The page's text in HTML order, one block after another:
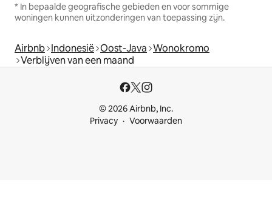
* In bepaalde geografische gebieden en voor sommige
woningen kunnen uitzonderingen van toepassing zijn.
Airbnb Indonesië Oost-Java Wonokromo
Verblijven van een maand
© 2026 Airbnb, Inc.
Privacy
Voorwaarden